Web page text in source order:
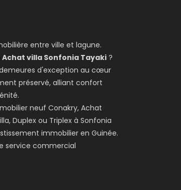
entre ville et lagune.
Achat villa Sonfonia Tayaki ?
d'exception au cœur
préservé, alliant confort
neuf Conakry, Achat
Duplex ou Triplex à Sonfonia
immobilier en Guinée.
service commercial